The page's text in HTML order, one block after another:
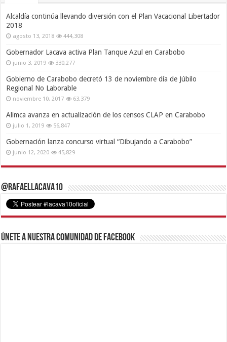
Alcaldía continúa llevando diversión con el Plan Vacacional Libertador
2018
agosto 13, 2018 444,308
Gobernador Lacava activa Plan Tanque Azul en Carabobo
junio 3, 2019 330,277
Gobierno de Carabobo decretó 13 de noviembre día de Júbilo
Regional No Laborable
noviembre 10, 2017 63,379
Alimca avanza en actualización de los censos CLAP en Carabobo
julio 1, 2019 56,847
Gobernación lanza concurso virtual “Dibujando a Carabobo”
junio 12, 2020 45,829
@RafaelLacava10
Únete a nuestra comunidad de Facebook